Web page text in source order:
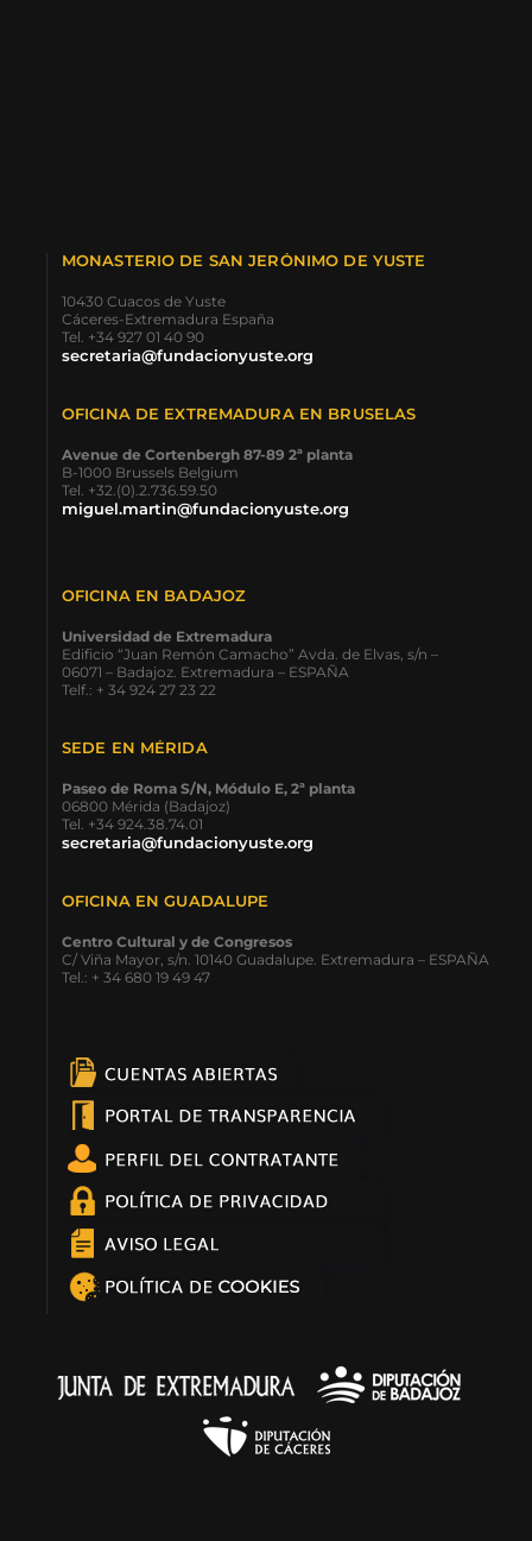
MONASTERIO DE SAN JERÓNIMO DE YUSTE
10430 Cuacos de Yuste
Cáceres-Extremadura España
Tel. +34 927 01 40 90
secretaria@fundacionyuste.org
OFICINA DE EXTREMADURA EN BRUSELAS
Avenue de Cortenbergh 87-89 2ª planta
B-1000 Brussels Belgium
Tel. +32.(0).2.736.59.50
miguel.martin@fundacionyuste.org
OFICINA EN BADAJOZ
Universidad de Extremadura
Edificio “Juan Remón Camacho” Avda. de Elvas, s/n –
06071 – Badajoz. Extremadura – ESPAÑA
Telf.: + 34 924 27 23 22
SEDE EN MÉRIDA
Paseo de Roma S/N, Módulo E, 2ª planta
06800 Mérida (Badajoz)
Tel. +34 924.38.74.01
secretaria@fundacionyuste.org
OFICINA EN GUADALUPE
Centro Cultural y de Congresos
C/ Viña Mayor, s/n. 10140 Guadalupe. Extremadura – ESPAÑA
Tel.: + 34 680 19 49 47